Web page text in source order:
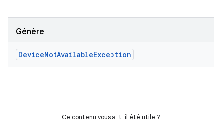
Génère
DeviceNotAvailableException
Ce contenu vous a-t-il été utile ?